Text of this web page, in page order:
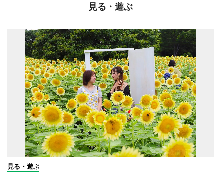
見る・遊ぶ
見る・遊ぶ